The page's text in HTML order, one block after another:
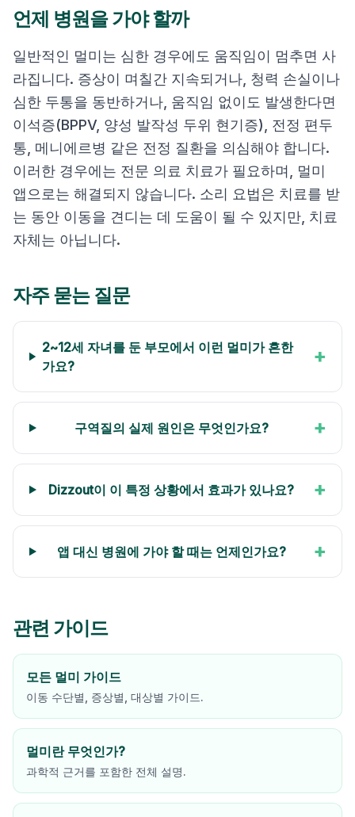
언제 병원을 가야 할까
일반적인 멀미는 심한 경우에도 움직임이 멈추면 사
라집니다. 증상이 며칠간 지속되거나, 청력 손실이나
심한 두통을 동반하거나, 움직임 없이도 발생한다면
이석증(BPPV, 양성 발작성 두위 현기증), 전정 편두
통, 메니에르병 같은 전정 질환을 의심해야 합니다.
이러한 경우에는 전문 의료 치료가 필요하며, 멀미
앱으로는 해결되지 않습니다. 소리 요법은 치료를 받
는 동안 이동을 견디는 데 도움이 될 수 있지만, 치료
자체는 아닙니다.
자주 묻는 질문
2~12세 자녀를 둔 부모에서 이런 멀미가 흔한
가요?
+
구역질의 실제 원인은 무엇인가요? +
Dizzout이 이 특정 상황에서 효과가 있나요? +
앱 대신 병원에 가야 할 때는 언제인가요? +
관련 가이드
모든 멀미 가이드
이동 수단별, 증상별, 대상별 가이드.
멀미란 무엇인가?
과학적 근거를 포함한 전체 설명.